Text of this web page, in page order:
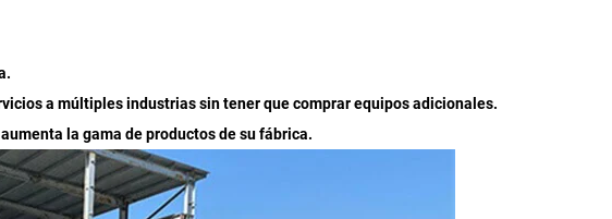
a múltiples industrias sin tener que comprar equipos adicionales.
la gama de productos de su fábrica.